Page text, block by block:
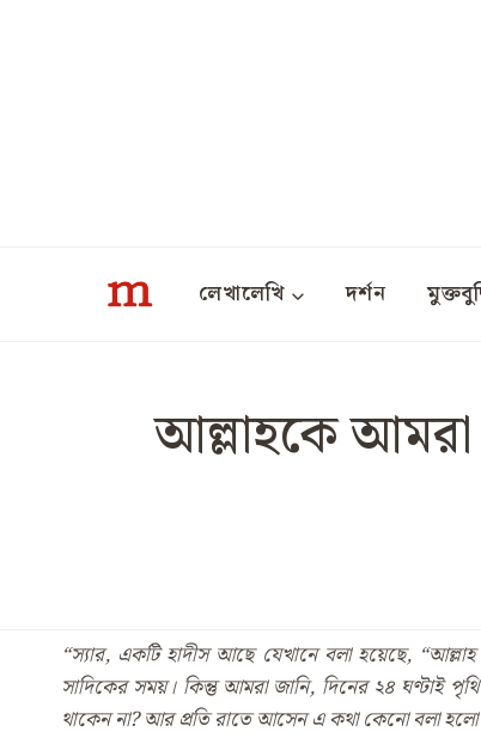
লেখালেখি দর্শন
আল্লাহকে আমরা
‍“স্যার, একটি হাদীস আছে যেখানে বলা হয়েছে, ‌‍“
সাদিকের সময়। কিন্তু আমরা জানি, দিনের ২৪ ঘণ্টাই
থাকেন না?আর প্রতি রাতে আসেন এ কথা কেনো বলা হলো